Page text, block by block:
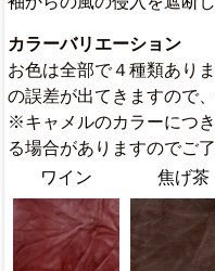
カラーバリエーション
お色は全部で４種類あり
の誤差が出てきますので
※キャメルのカラーにつ
る場合がありますのでご
ワイン
焦げ茶